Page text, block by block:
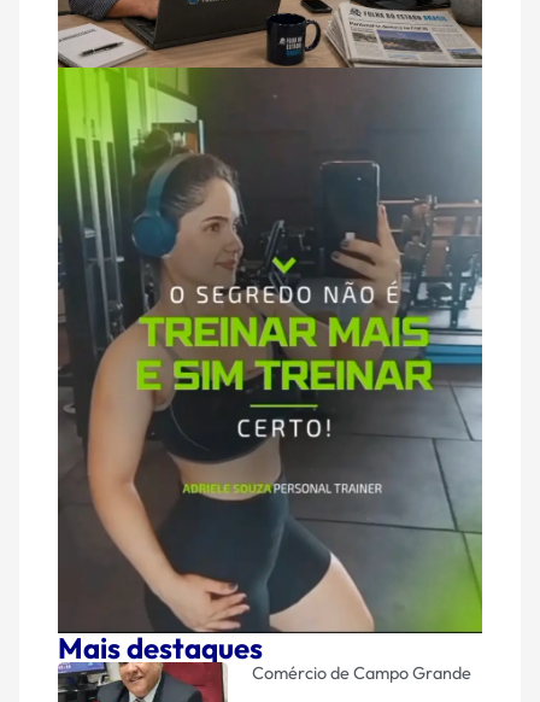
Mais destaques
Comércio de Campo Grande